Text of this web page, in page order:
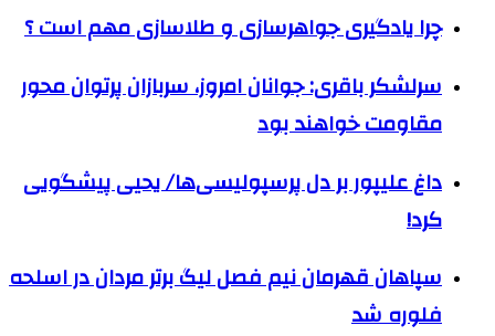
چرا یادگیری جواهرسازی و طلاسازی مهم است ؟
سرلشکر باقری: جوانان امروز، سربازان پرتوان محور
مقاومت خواهند بود
داغ علیپور بر دل پرسپولیسی‌ها/ یحیی پیشگویی
کرد!
سپاهان قهرمان نیم فصل لیگ برتر مردان در اسلحه
فلوره شد